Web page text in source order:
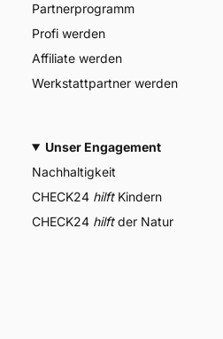
Partnerprogramm
Profi werden
Affiliate werden
Werkstattpartner werden
Unser Engagement
Nachhaltigkeit
CHECK24 hilftKindern
CHECK24 hilftder Natur